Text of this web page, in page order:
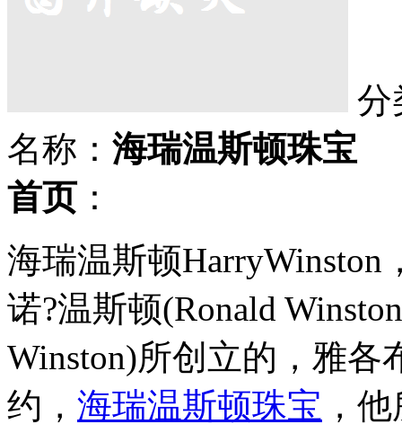
分
名称： 海瑞温斯顿珠宝
首页 ：
海瑞温斯顿
诺?温斯顿(Ronald
Winston)所创立的，雅各
约， 海瑞温斯顿珠宝 ，